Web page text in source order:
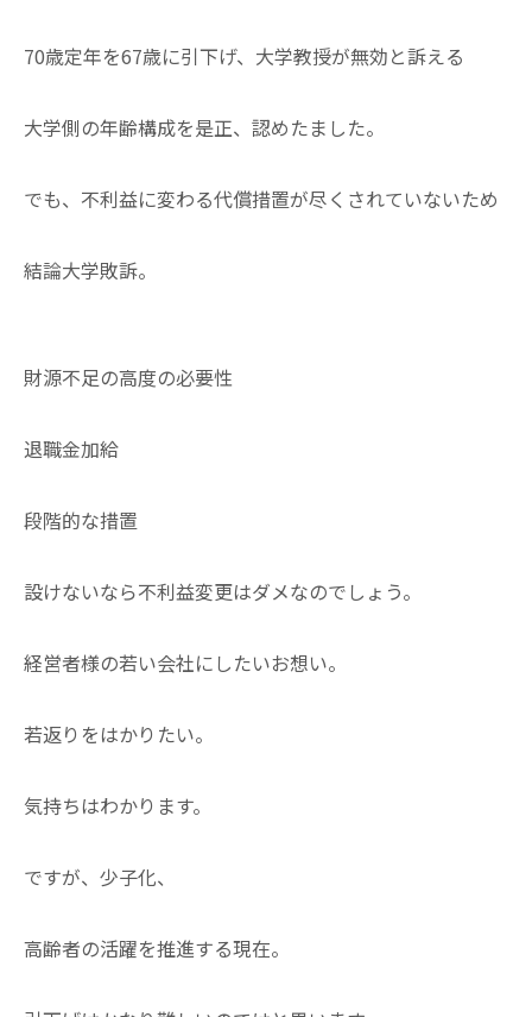
70歳定年を67歳に引下げ、大学教授が無効と訴える
大学側の年齢構成を是正、認めたました。
でも、不利益に変わる代償措置が尽くされていないため
結論大学敗訴。
財源不足の高度の必要性
退職金加給
段階的な措置
設けないなら不利益変更はダメなのでしょう。
経営者様の若い会社にしたいお想い。
若返りをはかりたい。
気持ちはわかります。
ですが、少子化、
高齢者の活躍を推進する現在。